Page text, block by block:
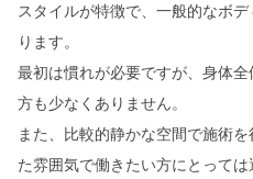
スタイルが特徴で、一般的なボ
ります。
最初は慣れが必要ですが、身体
方も少なくありません。
また、比較的静かな空間で施術
た雰囲気で働きたい方にとっては